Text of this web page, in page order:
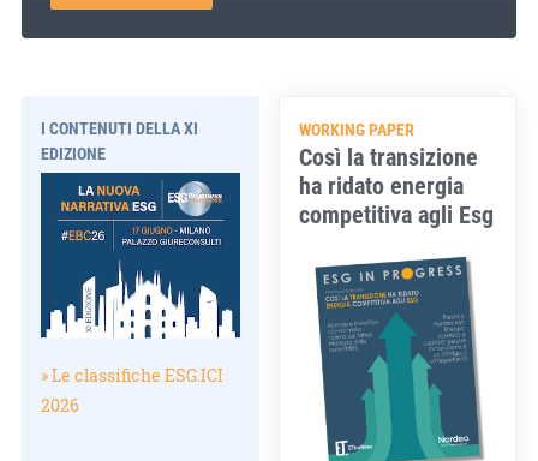
I CONTENUTI DELLA XI
EDIZIONE
» Le classifiche ESG.ICI
2026
WORKING PAPER
Così la transizione
ha ridato energia
competitiva agli Esg